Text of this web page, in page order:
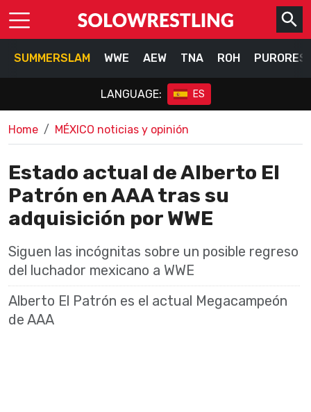
SUMMERSLAM WWE AEW TNA ROH
LANGUAGE: ES
Home MÉXICO noticias y opinión
Estado actual de Alberto El
Patrón en AAA tras su
adquisición por WWE
Siguen las incógnitas sobre un posible regreso
del luchador mexicano a WWE
Alberto El Patrón es el actual Megacampeón
de AAA